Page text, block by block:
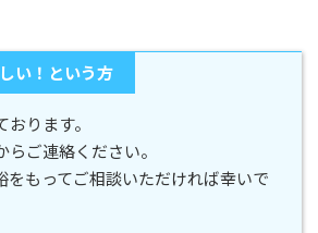
い！という方
ります。
ご連絡ください。
をもってご相談いただければ幸いで